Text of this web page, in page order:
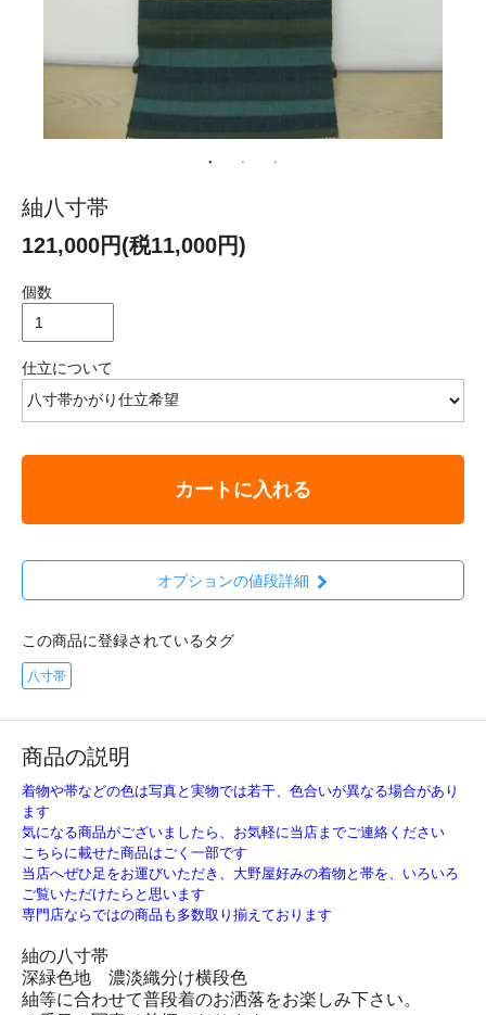
紬八寸帯
121,000円(税11,000円)
個数
仕立について
カートに入れる
オプションの値段詳細
この商品に登録されているタグ
八寸帯
商品の説明
着物や帯などの色は写真と実物では若干、色合いが異なる場合があり
ます
気になる商品がございましたら、お気軽に当店までご連絡ください
こちらに載せた商品はごく一部です
当店へぜひ足をお運びいただき、大野屋好みの着物と帯を、いろいろ
ご覧いただけたらと思います
専門店ならではの商品も多数取り揃えております
紬の八寸帯
深緑色地 濃淡織分け横段色
紬等に合わせて普段着のお洒落をお楽しみ下さい。